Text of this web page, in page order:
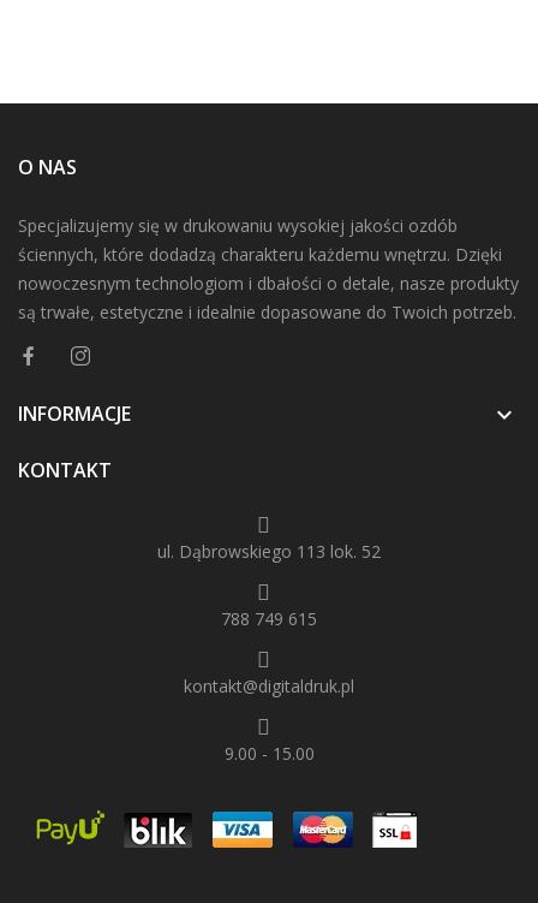
O NAS
Specjalizujemy się w drukowaniu wysokiej jakości ozdób
ściennych, które dodadzą charakteru każdemu wnętrzu. Dzięki
nowoczesnym technologiom i dbałości o detale, nasze produkty
są trwałe, estetyczne i idealnie dopasowane do Twoich potrzeb.
INFORMACJE 
KONTAKT
ul. Dąbrowskiego 113 lok. 52
788 749 615
kontakt@digitaldruk.pl
9.00 - 15.00